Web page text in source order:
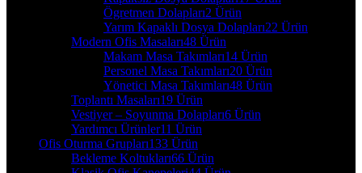
Ögretmen Dolapları2 Ürün
Yarım Kapaklı Dosya Dolapları22 Ürün
Modern Ofis Masaları48 Ürün
Makam Masa Takımları14 Ürün
Personel Masa Takımları20 Ürün
Yönetici Masa Takımları48 Ürün
Toplantı Masaları19 Ürün
Vestiyer – Soyunma Dolapları6 Ürün
Yardımcı Ürünler11 Ürün
Ofis Oturma Grupları133 Ürün
Bekleme Koltukları66 Ürün